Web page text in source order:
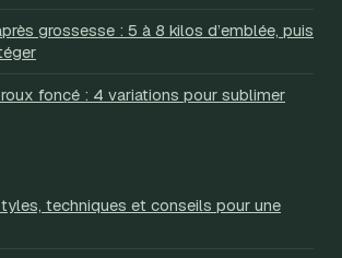
grossesse : 5 à 8 kilos d’emblée, puis
foncé : 4 variations pour sublimer
techniques et conseils pour une